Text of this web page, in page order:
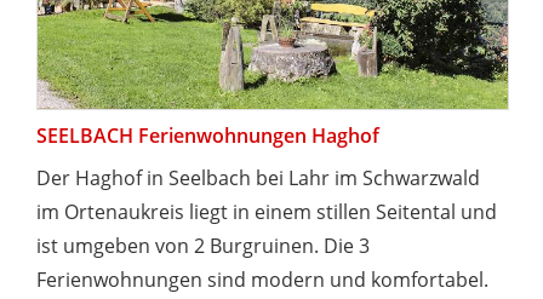
SEELBACH Ferienwohnungen Haghof
Der Haghof in Seelbach bei Lahr im Schwarzwald
im Ortenaukreis liegt in einem stillen Seitental und
ist umgeben von 2 Burgruinen. Die 3
Ferienwohnungen sind modern und komfortabel.